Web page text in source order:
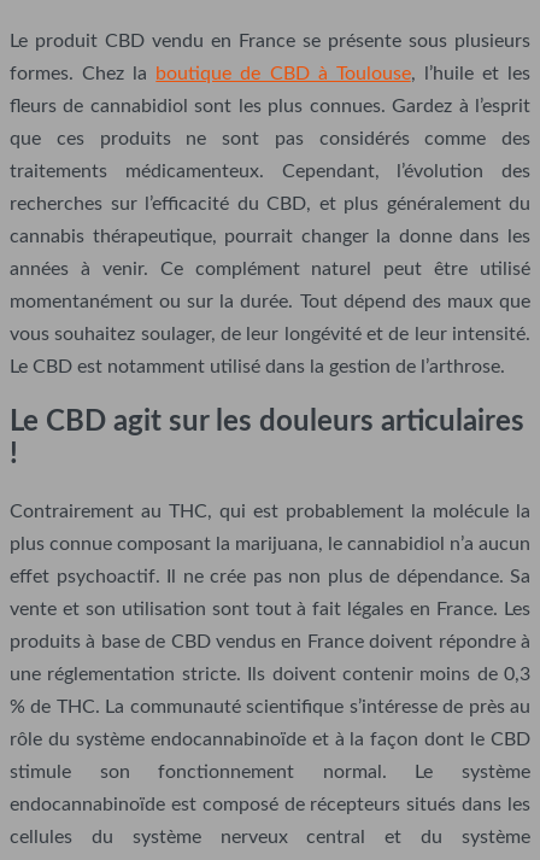
Le produit CBD vendu en France se présente sous plusieurs
formes. Chez la boutique de CBD à Toulouse, l’huile et les
fleurs de cannabidiol sont les plus connues. Gardez à l’esprit
que ces produits ne sont pas considérés comme des
traitements médicamenteux. Cependant, l’évolution des
recherches sur l’efficacité du CBD, et plus généralement du
cannabis thérapeutique, pourrait changer la donne dans les
années à venir. Ce complément naturel peut être utilisé
momentanément ou sur la durée. Tout dépend des maux que
vous souhaitez soulager, de leur longévité et de leur intensité.
Le CBD est notamment utilisé dans la gestion de l’arthrose.
Le CBD agit sur les douleurs articulaires
!
Contrairement au THC, qui est probablement la molécule la
plus connue composant la marijuana, le cannabidiol n’a aucun
effet psychoactif. Il ne crée pas non plus de dépendance. Sa
vente et son utilisation sont tout à fait légales en France. Les
produits à base de CBD vendus en France doivent répondre à
une réglementation stricte. Ils doivent contenir moins de 0,3
% de THC. La communauté scientifique s’intéresse de près au
rôle du système endocannabinoïde et à la façon dont le CBD
stimule son fonctionnement normal. Le système
endocannabinoïde est composé de récepteurs situés dans les
cellules du système nerveux central et du système